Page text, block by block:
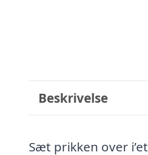
Beskrivelse
Sæt prikken over